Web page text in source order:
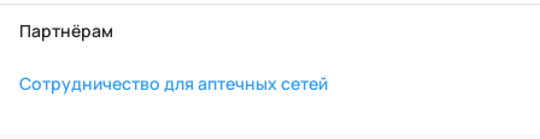
Партнёрам
Сотрудничество для аптечных сетей